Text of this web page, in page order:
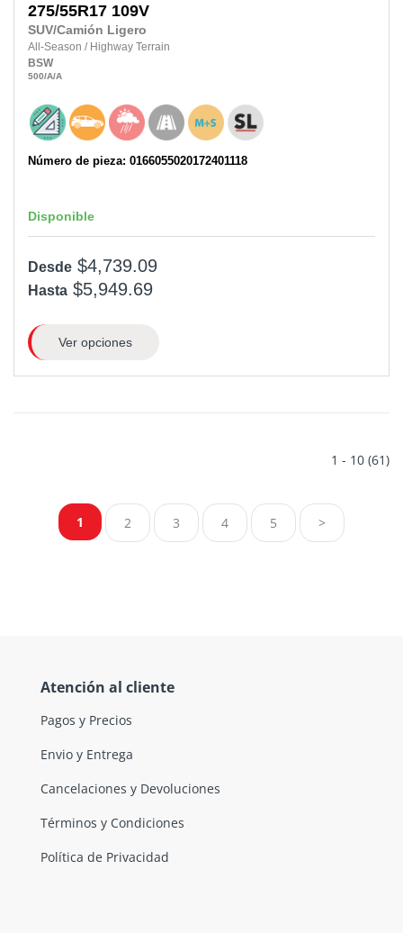
275/55R17 109V
SUV/Camión Ligero
All-Season / Highway Terrain
BSW
500/A/A
Número de pieza: 0166055020172401118
Disponible
Desde $4,739.09
Hasta $5,949.69
Ver opciones
1 - 10 (61)
1 2 3 4 5 >
Atención al cliente
Pagos y Precios
Envio y Entrega
Cancelaciones y Devoluciones
Términos y Condiciones
Política de Privacidad